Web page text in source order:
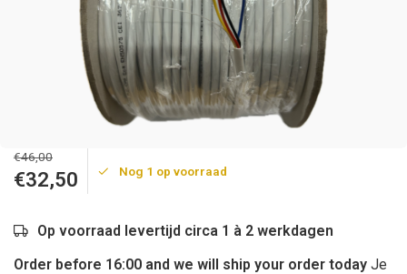
€46,00
€32,50 Nog 1 op voorraad
Op voorraad levertijd circa 1 à 2 werkdagen
Order before 16:00 and we will ship your order today Je